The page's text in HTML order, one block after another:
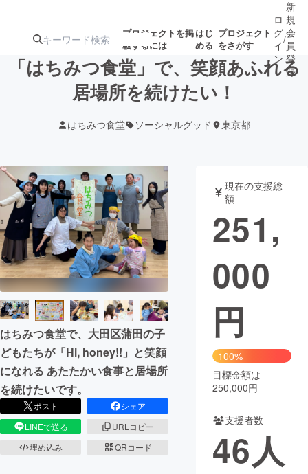
プロジェクトを掲
載するには
はじ
める
プロジェクト
をさがす
ターン
注目の新着プロ
ジェクト
募集終了が近いプ
ロジェクト
されます
アート・写真 音楽
テクノロジー・ガジェット ゲーム・サ
映像・映画
ビジネス・起業
まちづくり・地域活性化
CAMPFIRE for Social Good
CAMPFIRE Creation
CAMPFIREふるさと納税machi-ya コミュニティ
ロ
グ
イ
ン
/
新
規
会
員
登
録
「はちみつ食堂」で、笑顔あふれる
居場所を続けたい！
はちみつ食堂 ソーシャルグッド 東京都
はちみつ食堂で、大田区蒲田の子
どもたちが「Hi, honey!!」と笑顔
になれる あたたかい食事と居場所
を続けたいです。
ポスト
シェア
LINEで送る
URLコピー
埋め込み
QRコード
現在の支援総
額
251,
000
円
100%
目標金額は
250,000円
支援者数
46人